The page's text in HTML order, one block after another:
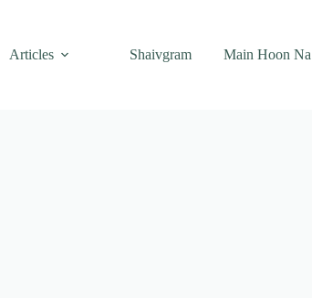
Articles Shaivgram Main Hoon Na